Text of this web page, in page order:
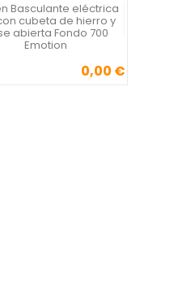
Basculante eléctrica
cubeta de hierro y
abierta Fondo 700
Emotion
Precio0,00 €

rápida